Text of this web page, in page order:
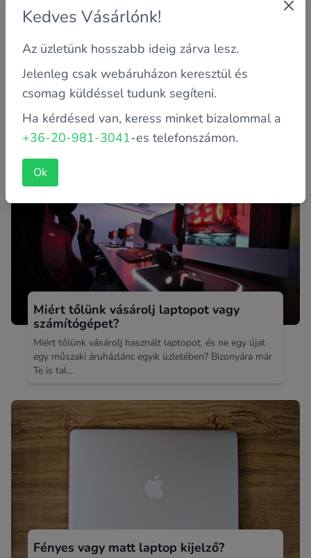
Mit tegyél, ha lefagyott a géped?
Biztosan Veled is megtörtént már,hogy lefagyott, vagy
nehezen, lassan reagált a gép. Nem kell azonnal
újratelepíteni, v...
Miért tőlünk vásárolj laptopot vagy
számítógépet?
Miért tőlünk vásárolj használt laptopot, és ne egy újat
egy műszaki áruházlánc egyik üzletében? Bizonyára már
Te is tal...
Fényes vagy matt laptop kijelző?
Kedves Vásárlónk!
Az üzletünk hosszabb ideig zárva lesz.
Jelenleg csak webáruházon keresztül és
csomag küldéssel tudunk segíteni.
Ha kérdésed van, keress minket bizalommal a
+36-20-981-3041-es telefonszámon.
Ok